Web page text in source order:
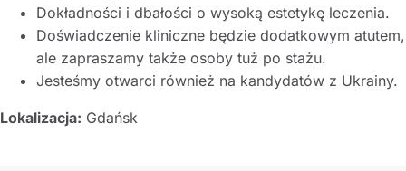
Dokładności i dbałości o wysoką estetykę leczenia.
Doświadczenie kliniczne będzie dodatkowym atutem,
ale zapraszamy także osoby tuż po stażu.
Jesteśmy otwarci również na kandydatów z Ukrainy.
Lokalizacja: Gdańsk